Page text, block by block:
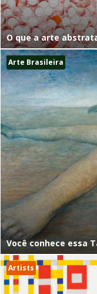
O que a arte
Arte Brasileira
Você conhece essa
Artists